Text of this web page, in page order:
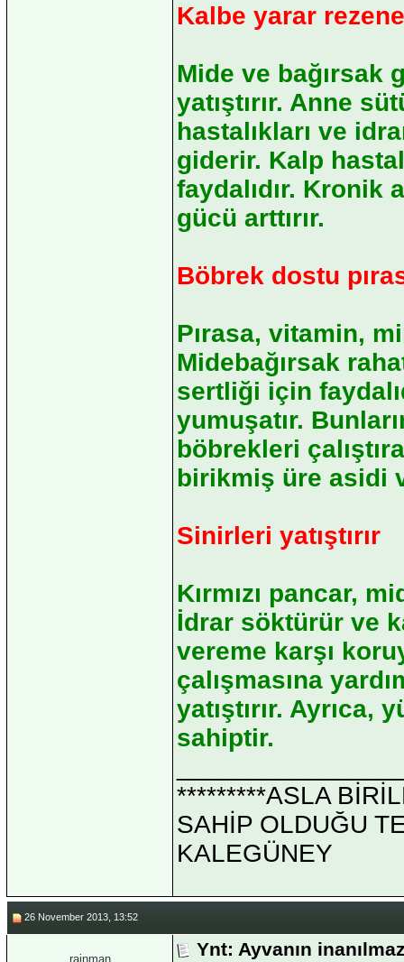
Kalbe yarar rezene
Mide ve bağırsak
yatıştırır. Anne
hastalıkları ve
giderir. Kalp
faydalıdır. Kronik
gücü arttırır.
Böbrek dostu
Pırasa, vitamin,
Midebağırsak
sertliği için
yumuşatır.
böbrekleri
birikmiş üre asidi
Sinirleri yatıştırır
Kırmızı pancar,
İdrar söktürür ve
vereme karşı
çalışmasına
yatıştırır.
sahiptir.
*********ASLA
SAHİP OLDUĞU
KALEGÜNEY
26 November 2013, 13:52
rainman Ynt: Ayvanın